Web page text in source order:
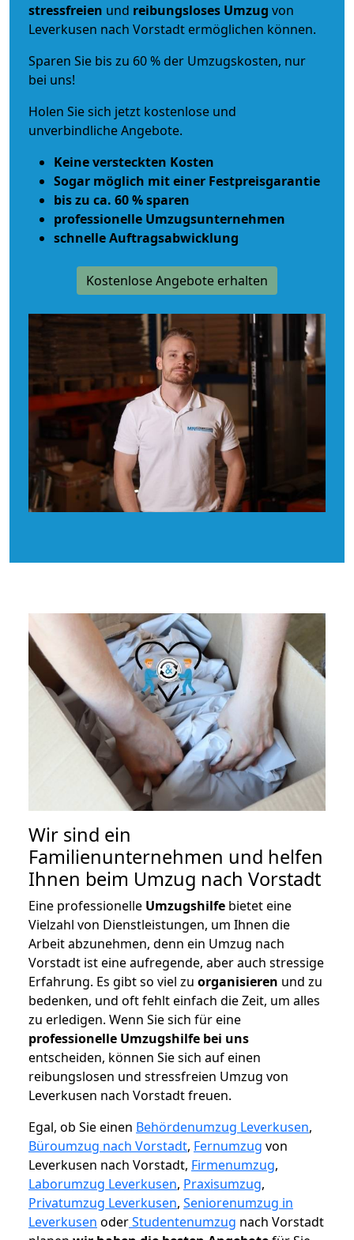
stressfreien und reibungsloses Umzug von
Leverkusen nach Vorstadt ermöglichen können.
Sparen Sie bis zu 60 % der Umzugskosten, nur
bei uns!
Holen Sie sich jetzt kostenlose und
unverbindliche Angebote.
Keine versteckten Kosten
Sogar möglich mit einer Festpreisgarantie
bis zu ca. 60 % sparen
professionelle Umzugsunternehmen
schnelle Auftragsabwicklung
Kostenlose Angebote erhalten
Wir sind ein
Familienunternehmen und helfen
Ihnen beim Umzug nach Vorstadt
Eine professionelle Umzugshilfe bietet eine
Vielzahl von Dienstleistungen, um Ihnen die
Arbeit abzunehmen, denn ein Umzug nach
Vorstadt ist eine aufregende, aber auch stressige
Erfahrung. Es gibt so viel zu organisieren und zu
bedenken, und oft fehlt einfach die Zeit, um alles
zu erledigen. Wenn Sie sich für eine
professionelle Umzugshilfe bei uns
entscheiden, können Sie sich auf einen
reibungslosen und stressfreien Umzug von
Leverkusen nach Vorstadt freuen.
Egal, ob Sie einen Behördenumzug Leverkusen,
Büroumzug nach Vorstadt, Fernumzug von
Leverkusen nach Vorstadt, Firmenumzug,
Laborumzug Leverkusen, Praxisumzug,
Privatumzug Leverkusen, Seniorenumzug in
Leverkusen oderStudentenumzug nach Vorstadt